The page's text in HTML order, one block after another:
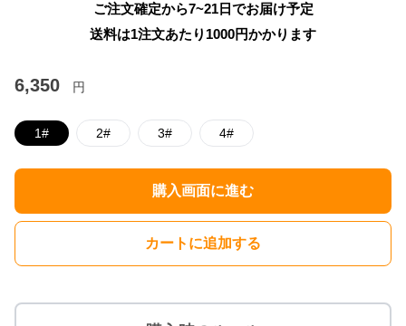
ご注文確定から7~21日でお届け予定
送料は1注文あたり 1000円かかります
6,350 円
1# 2# 3# 4#
購入画面に進む
カートに追加する